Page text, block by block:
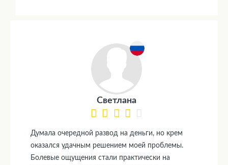
Светлана
Думала очередной развод на деньги, но крем
оказался удачным решением моей проблемы.
Болевые ощущения стали практически на